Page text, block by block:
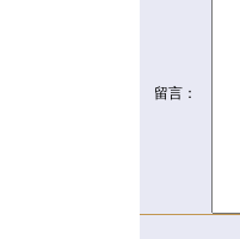
留言：